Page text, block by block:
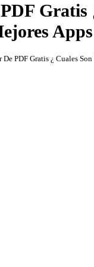
Gratis
De PDF Gratis ¿ Cuales